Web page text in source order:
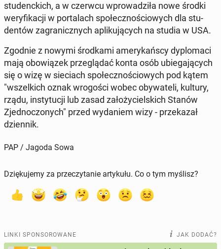
stu­denc­kich, a w czerwcu wpro­wa­dzi­ła nowe środki
we­ry­fi­ka­cji w por­ta­lach spo­łecz­no­ścio­wych dla stu­
den­tów za­gra­nicz­nych apli­ku­ją­cych na studia w USA.
Zgodnie z nowymi środ­ka­mi ame­ry­kań­scy dy­plo­ma­ci
mają obo­wią­zek prze­glą­dać konta osób ubie­ga­ją­cych
się o wizę w sie­ciach spo­łecz­no­ścio­wych pod kątem
"wszel­kich oznak wro­go­ści wobec oby­wa­te­li, kultury,
rządu, in­sty­tu­cji lub zasad za­ło­ży­ciel­skich Stanów
Zjed­no­czo­nych" przed wy­da­niem wizy - prze­ka­zał
dzien­nik.
PAP / Jagoda Sowa
Dziękujemy za przeczytanie artykułu. Co o tym myślisz?
LINKI SPONSOROWANE JAK DODAĆ?